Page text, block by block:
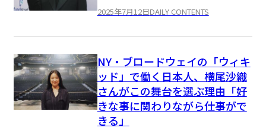
2025年7月12日DAILY CONTENTS
NY・ブロードウェイの「ウィキ
ッド」で働く日本人、横尾沙織
さんがこの舞台を選ぶ理由「好
きな事に関わりながら仕事がで
きる」